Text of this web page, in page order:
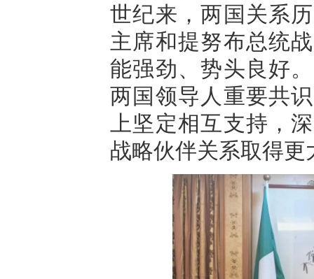
世纪来，两国关系
主席和提努布总统
能强劲、势头良好
两国领导人重要共
上坚定相互支持，
战略伙伴关系取得更